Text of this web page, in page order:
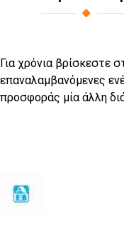
Για χρόνια βρίσκεστε
επαναλαμβανόμενες
προσφοράς μία άλλη